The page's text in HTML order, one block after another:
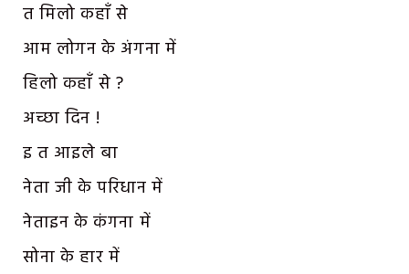
त मिलो कहाँ से
आम लोगन के अंगना में
हिलो कहाँ से ?
अच्छा दिन !
इ त आइले बा
नेता जी के परिधान में
नेताइन के कंगना में
सोना के हार में